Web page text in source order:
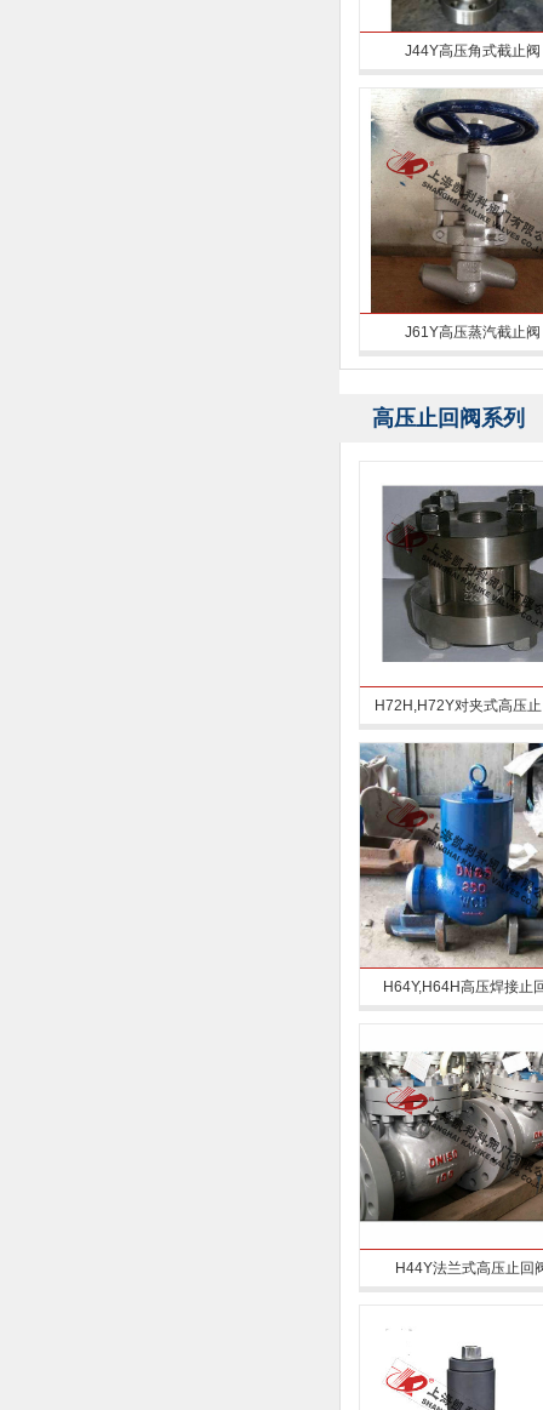
J44Y高压角式截止阀
J61Y高压蒸汽截止阀
高压止回阀系列
H72H,H72Y对夹式高压
H64Y,H64H高压焊接止
H44Y法兰式高压止回